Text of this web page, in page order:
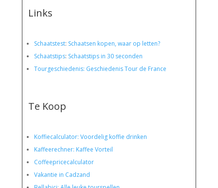
Links
Schaatstest: Schaatsen kopen, waar op letten?
Schaatstips: Schaatstips in 30 seconden
Tourgeschiedenis: Geschiedenis Tour de France
Te Koop
Koffiecalculator: Voordelig koffie drinken
Kaffeerechner: Kaffee Vorteil
Coffeepricecalculator
Vakantie in Cadzand